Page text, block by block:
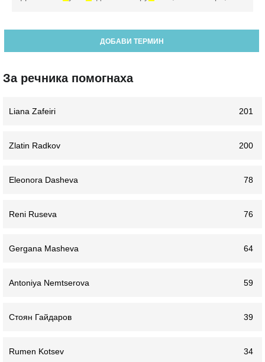
ДОБАВИ ТЕРМИН
За речника помогнаха
Liana Zafeiri 201
Zlatin Radkov 200
Eleonora Dasheva 78
Reni Ruseva 76
Gergana Masheva 64
Antoniya Nemtserova 59
Стоян Гайдаров 39
Rumen Kotsev 34